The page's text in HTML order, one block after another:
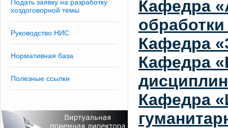
Подать заявку на разработку
хоздоговорной темы
Руководство НИС
Нормативная база
Полезные ссылки
Кафедра
Кафедра
Кафедра
Кафедра